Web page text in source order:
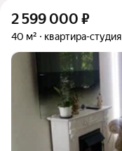
2 599 000 ₽
40 м² квартира-студия